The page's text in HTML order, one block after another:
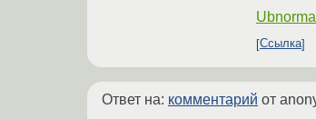
Ubnormal
Ссылка
Ответ на: комментарий от